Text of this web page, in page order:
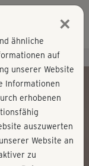
×
ähnliche
auf
unserer Website
Informationen
erhobenen
auszuwerten
Website an
zu